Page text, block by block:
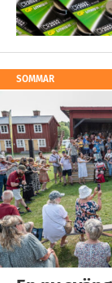
SOMMAR